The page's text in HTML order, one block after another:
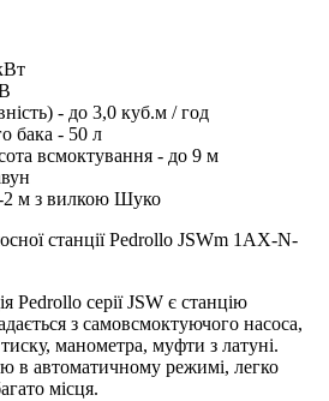
- до 3,0 куб.м / год
бака - 50 л
всмоктування - до 9 м
2 м з вилкою Шуко
станції Pedrollo JSWm 1AX-N-
Pedrollo серії JSW є станцію
з самовсмоктуючого насоса,
манометра, муфти з латуні.
в автоматичному режимі, легко
місця.